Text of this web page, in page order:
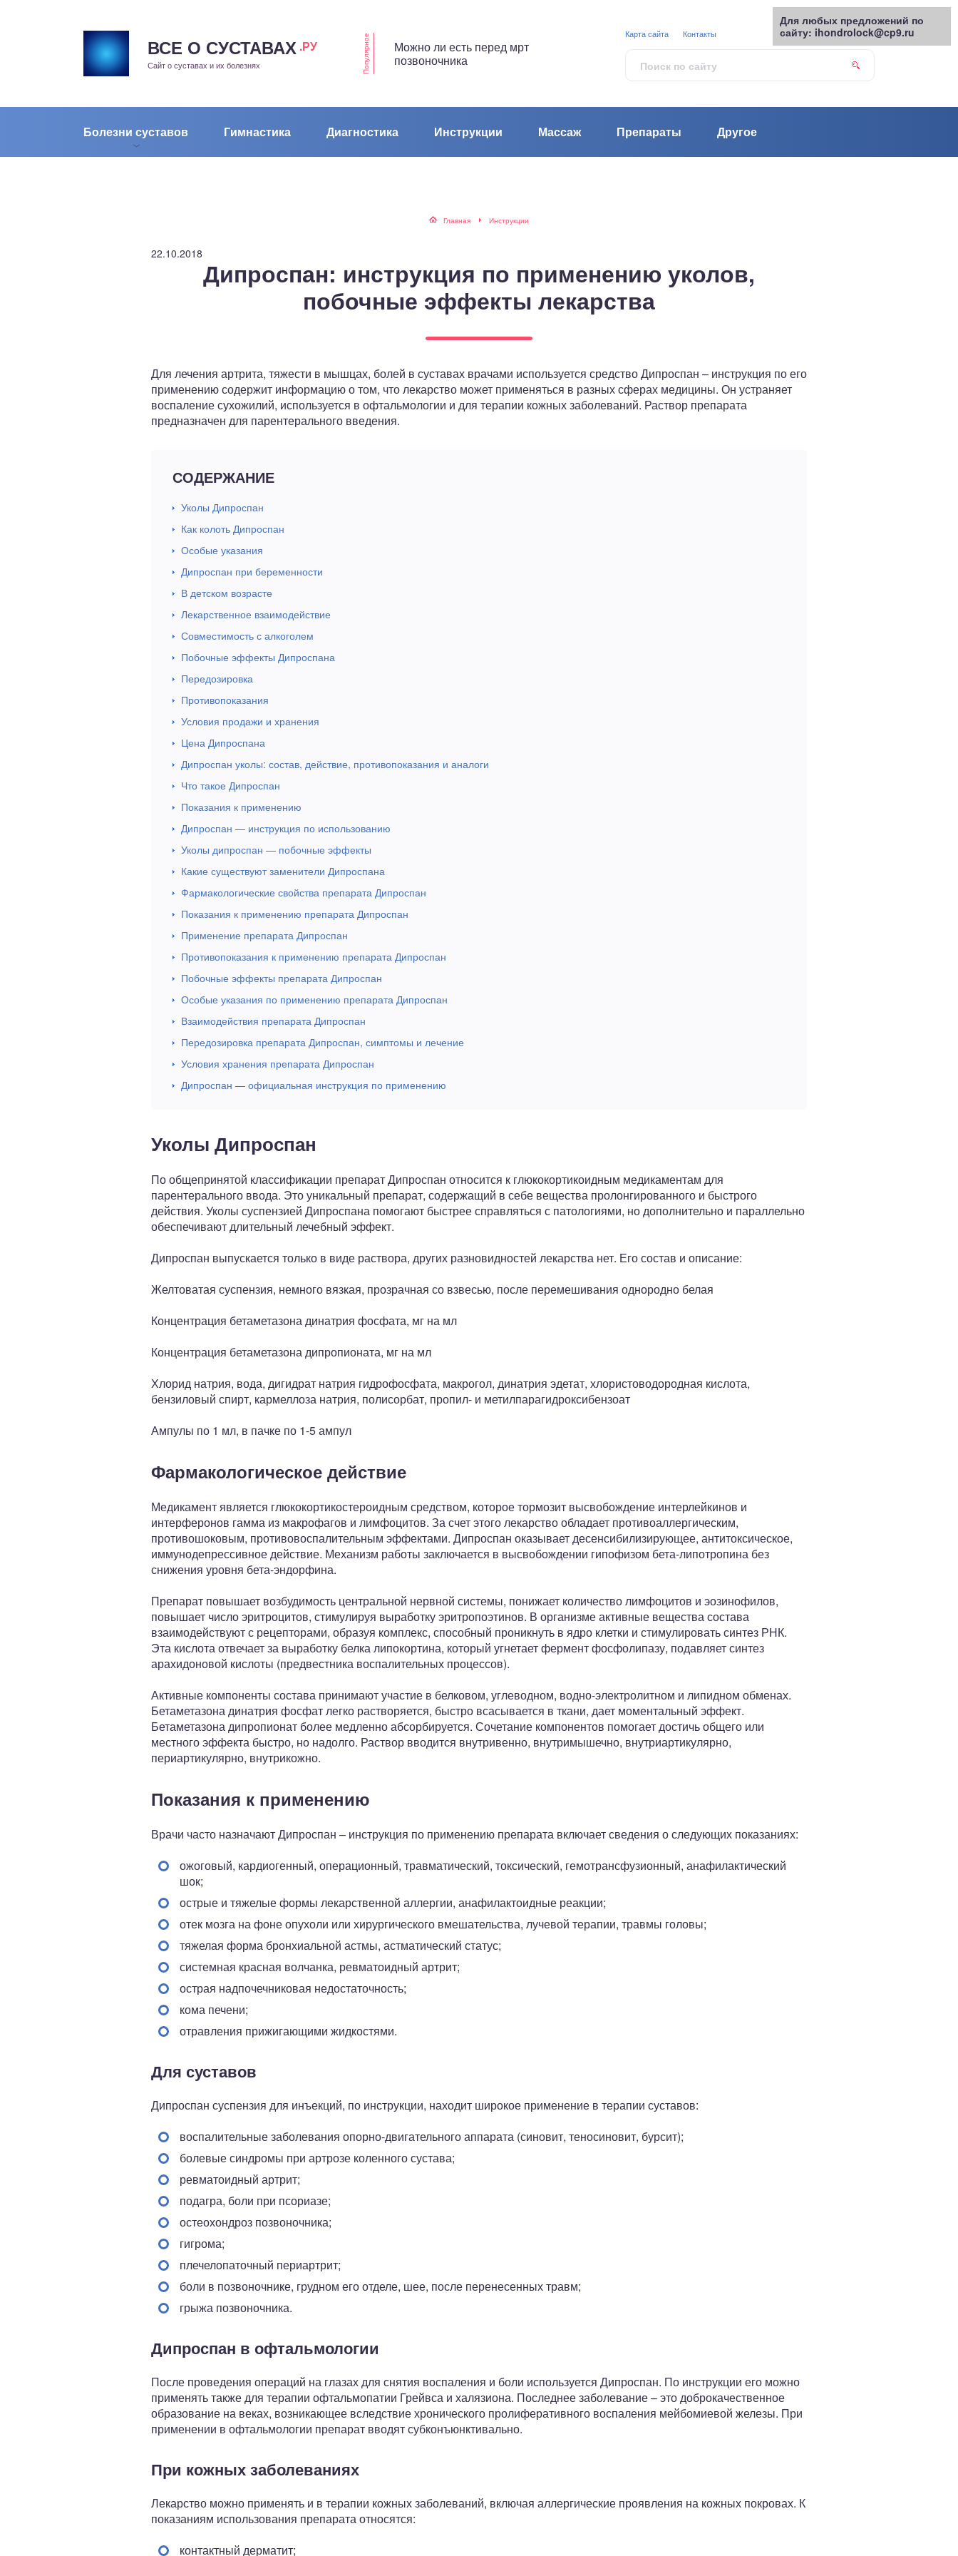
ВСЕ О СУСТАВАХ .РУ
Сайт о суставах и их болезнях Популярное
Можно ли есть перед мрт
позвоночника
Болезни суставов Гимнастика Диагностика Инструкции Массаж Препараты Другое
Карта сайта Контакты
Главная Инструкции
22.10.2018
Дипроспан: инструкция по применению уколов,
побочные эффекты лекарства
Для лечения артрита, тяжести в мышцах, болей в суставах врачами используется средство Дипроспан – инструкция по его
применению содержит информацию о том, что лекарство может применяться в разных сферах медицины. Он устраняет
воспаление сухожилий, используется в офтальмологии и для терапии кожных заболеваний. Раствор препарата
предназначен для парентерального введения.
СОДЕРЖАНИЕ
Уколы Дипроспан
Как колоть Дипроспан
Особые указания
Дипроспан при беременности
В детском возрасте
Лекарственное взаимодействие
Совместимость с алкоголем
Побочные эффекты Дипроспана
Передозировка
Противопоказания
Условия продажи и хранения
Цена Дипроспана
Дипроспан уколы: состав, действие, противопоказания и аналоги
Что такое Дипроспан
Показания к применению
Дипроспан — инструкция по использованию
Уколы дипроспан — побочные эффекты
Какие существуют заменители Дипроспана
Фармакологические свойства препарата Дипроспан
Показания к применению препарата Дипроспан
Применение препарата Дипроспан
Противопоказания к применению препарата Дипроспан
Побочные эффекты препарата Дипроспан
Особые указания по применению препарата Дипроспан
Взаимодействия препарата Дипроспан
Передозировка препарата Дипроспан, симптомы и лечение
Условия хранения препарата Дипроспан
Дипроспан — официальная инструкция по применению
Уколы Дипроспан
По общепринятой классификации препарат Дипроспан относится к глюкокортикоидным медикаментам для
парентерального ввода. Это уникальный препарат, содержащий в себе вещества пролонгированного и быстрого
действия. Уколы суспензией Дипроспана помогают быстрее справляться с патологиями, но дополнительно и параллельно
обеспечивают длительный лечебный эффект.
Дипроспан выпускается только в виде раствора, других разновидностей лекарства нет. Его состав и описание:
Желтоватая суспензия, немного вязкая, прозрачная со взвесью, после перемешивания однородно белая
Концентрация бетаметазона динатрия фосфата, мг на мл
Концентрация бетаметазона дипропионата, мг на мл
Хлорид натрия, вода, дигидрат натрия гидрофосфата, макрогол, динатрия эдетат, хлористоводородная кислота,
бензиловый спирт, кармеллоза натрия, полисорбат, пропил- и метилпарагидроксибензоат
Ампулы по 1 мл, в пачке по 1-5 ампул
Фармакологическое действие
Медикамент является глюкокортикостероидным средством, которое тормозит высвобождение интерлейкинов и
интерферонов гамма из макрофагов и лимфоцитов. За счет этого лекарство обладает противоаллергическим,
противошоковым, противовоспалительным эффектами. Дипроспан оказывает десенсибилизирующее, антитоксическое,
иммунодепрессивное действие. Механизм работы заключается в высвобождении гипофизом бета-липотропина без
снижения уровня бета-эндорфина.
Препарат повышает возбудимость центральной нервной системы, понижает количество лимфоцитов и эозинофилов,
повышает число эритроцитов, стимулируя выработку эритропоэтинов. В организме активные вещества состава
взаимодействуют с рецепторами, образуя комплекс, способный проникнуть в ядро клетки и стимулировать синтез РНК.
Эта кислота отвечает за выработку белка липокортина, который угнетает фермент фосфолипазу, подавляет синтез
арахидоновой кислоты (предвестника воспалительных процессов).
Активные компоненты состава принимают участие в белковом, углеводном, водно-электролитном и липидном обменах.
Бетаметазона динатрия фосфат легко растворяется, быстро всасывается в ткани, дает моментальный эффект.
Бетаметазона дипропионат более медленно абсорбируется. Сочетание компонентов помогает достичь общего или
местного эффекта быстро, но надолго. Раствор вводится внутривенно, внутримышечно, внутриартикулярно,
периартикулярно, внутрикожно.
Показания к применению
Врачи часто назначают Дипроспан – инструкция по применению препарата включает сведения о следующих показаниях:
ожоговый, кардиогенный, операционный, травматический, токсический, гемотрансфузионный, анафилактический
шок;
острые и тяжелые формы лекарственной аллергии, анафилактоидные реакции;
отек мозга на фоне опухоли или хирургического вмешательства, лучевой терапии, травмы головы;
тяжелая форма бронхиальной астмы, астматический статус;
системная красная волчанка, ревматоидный артрит;
острая надпочечниковая недостаточность;
кома печени;
отравления прижигающими жидкостями.
Для суставов
Дипроспан суспензия для инъекций, по инструкции, находит широкое применение в терапии суставов:
воспалительные заболевания опорно-двигательного аппарата (синовит, теносиновит, бурсит);
болевые синдромы при артрозе коленного сустава;
ревматоидный артрит;
подагра, боли при псориазе;
остеохондроз позвоночника;
гигрома;
плечелопаточный периартрит;
боли в позвоночнике, грудном его отделе, шее, после перенесенных травм;
грыжа позвоночника.
Дипроспан в офтальмологии
После проведения операций на глазах для снятия воспаления и боли используется Дипроспан. По инструкции его можно
применять также для терапии офтальмопатии Грейвса и халязиона. Последнее заболевание – это доброкачественное
образование на веках, возникающее вследствие хронического пролиферативного воспаления мейбомиевой железы. При
применении в офтальмологии препарат вводят субконъюнктивально.
При кожных заболеваниях
Лекарство можно применять и в терапии кожных заболеваний, включая аллергические проявления на кожных покровах. К
показаниям использования препарата относятся:
контактный дерматит;
Для любых предложений по
сайту: ihondrolock@cp9.ru